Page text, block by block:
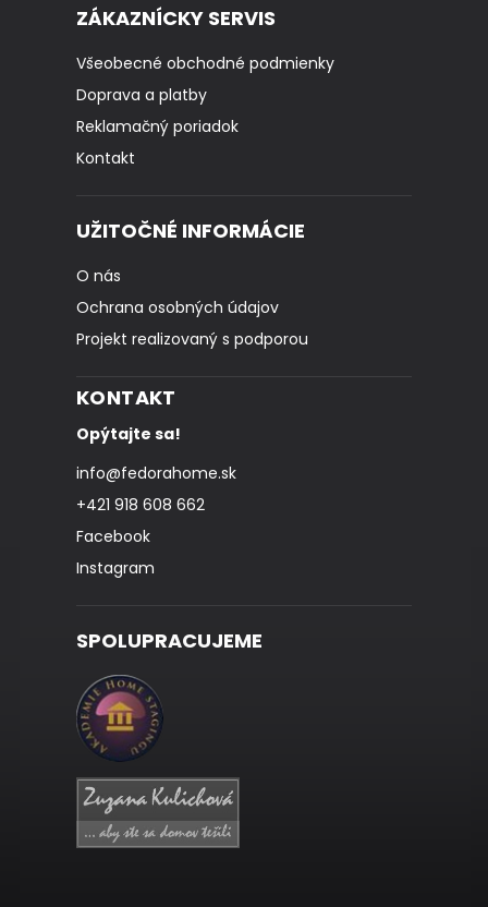
ZÁKAZNÍCKY SERVIS
Všeobecné obchodné podmienky
Doprava a platby
Reklamačný poriadok
Kontakt
UŽITOČNÉ INFORMÁCIE
O nás
Ochrana osobných údajov
Projekt realizovaný s podporou
KONTAKT
Opýtajte sa!
info@fedorahome.sk
+421 918 608 662
Facebook
Instagram
SPOLUPRACUJEME